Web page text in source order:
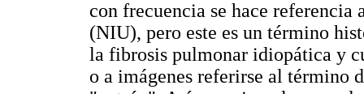
con frecuencia se hace
(NIU), pero este es un término
la fibrosis pulmonar idiopática y
o a imágenes referirse al término